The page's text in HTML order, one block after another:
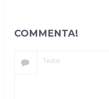
COMMENTA!